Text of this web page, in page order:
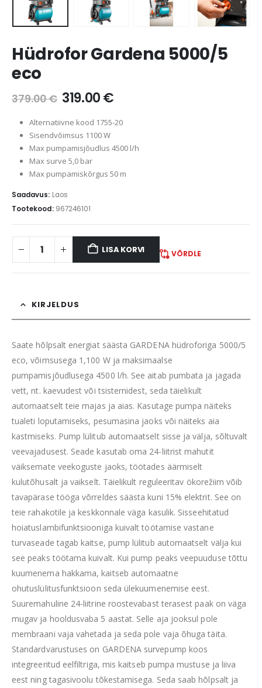
Hüdrofor Gardena 5000/5
eco
379.00€ 319.00€
Alternatiivne kood 1755-20
Sisendvõimsus 1100 W
Max pumpamisjõudlus 4500 l/h
Max surve 5,0 bar
Max pumpamiskõrgus 50 m
Saadavus: Laos
Tootekood: 967246101
LISA KORVI VÕRDLE
KIRJELDUS
Saate hõlpsalt energiat säästa GARDENA hüdroforiga 5000/5
eco, võimsusega 1,100 W ja maksimaalse
pumpamisjõudlusega 4500 l/h. See aitab pumbata ja jagada
vett, nt. kaevudest või tsisternidest, seda täielikult
automaatselt teie majas ja aias. Kasutage pumpa näiteks
tualeti loputamiseks, pesumasina jaoks või näiteks aia
kastmiseks. Pump lülitub automaatselt sisse ja välja, sõltuvalt
veevajadusest. Seade kasutab oma 24-liitrist mahutit
väiksemate veekoguste jaoks, töötades äärmiselt
kulutõhusalt ja vaikselt. Täielikult reguleeritav ökorežiim võib
tavapärase tööga võrreldes säästa kuni 15% elektrit. See on
teie rahakotile ja keskkonnale väga kasulik. Sisseehitatud
hoiatuslambifunktsiooniga kuivalt töötamise vastane
turvaseade tagab kaitse, pump lülitub automaatselt välja kui
see peaks töötama kuivalt. Kui pump peaks veepuuduse tõttu
kuumenema hakkama, kaitseb automaatne
ohutuslülitusfunktsioon seda ülekuumenemise eest.
Suuremahuline 24-liitrine roostevabast terasest paak on väga
mugav ja hooldusvaba 5 aastat. Selle aja jooksul pole
membraani vaja vahetada ja seda pole vaja õhuga täita.
Standardvarustuses on GARDENA survepump koos
integreeritud eelfiltriga, mis kaitseb pumpa mustuse ja liiva
eest ning tagasivoolu tõkestamisega. Seda saab hõlpsalt ja